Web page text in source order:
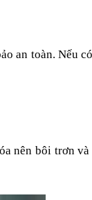
an toàn. Nếu
nên bôi trơn